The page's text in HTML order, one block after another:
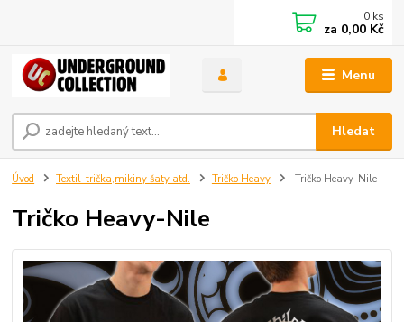
Menu
Hledat
0 ks
za 0,00 Kč
Úvod Textil-trička,mikiny šaty atd. Tričko Heavy Tričko Heavy-Nile
Tričko Heavy-Nile